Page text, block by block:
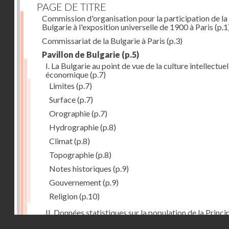
PAGE DE TITRE
Commission d'organisation pour la participation de la
Bulgarie à l'exposition universelle de 1900 à Paris
Commissariat de la Bulgarie à Paris (p.3)
Pavillon de Bulgarie (p.5)
I. La Bulgarie au point de vue de la culture
économique(p.7)
Limites (p.7)
Surface(p.7)
Orographie(p.7)
Hydrographie(p.8)
Climat(p.8)
Topographie(p.8)
Notes historiques (p.9)
Gouvernement(p.9)
Religion(p.10)
II. Données statistiques sur la population de la